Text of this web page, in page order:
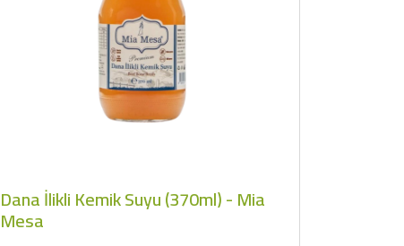
Dana İlikli Kemik Suyu (370ml) - Mia
Mesa